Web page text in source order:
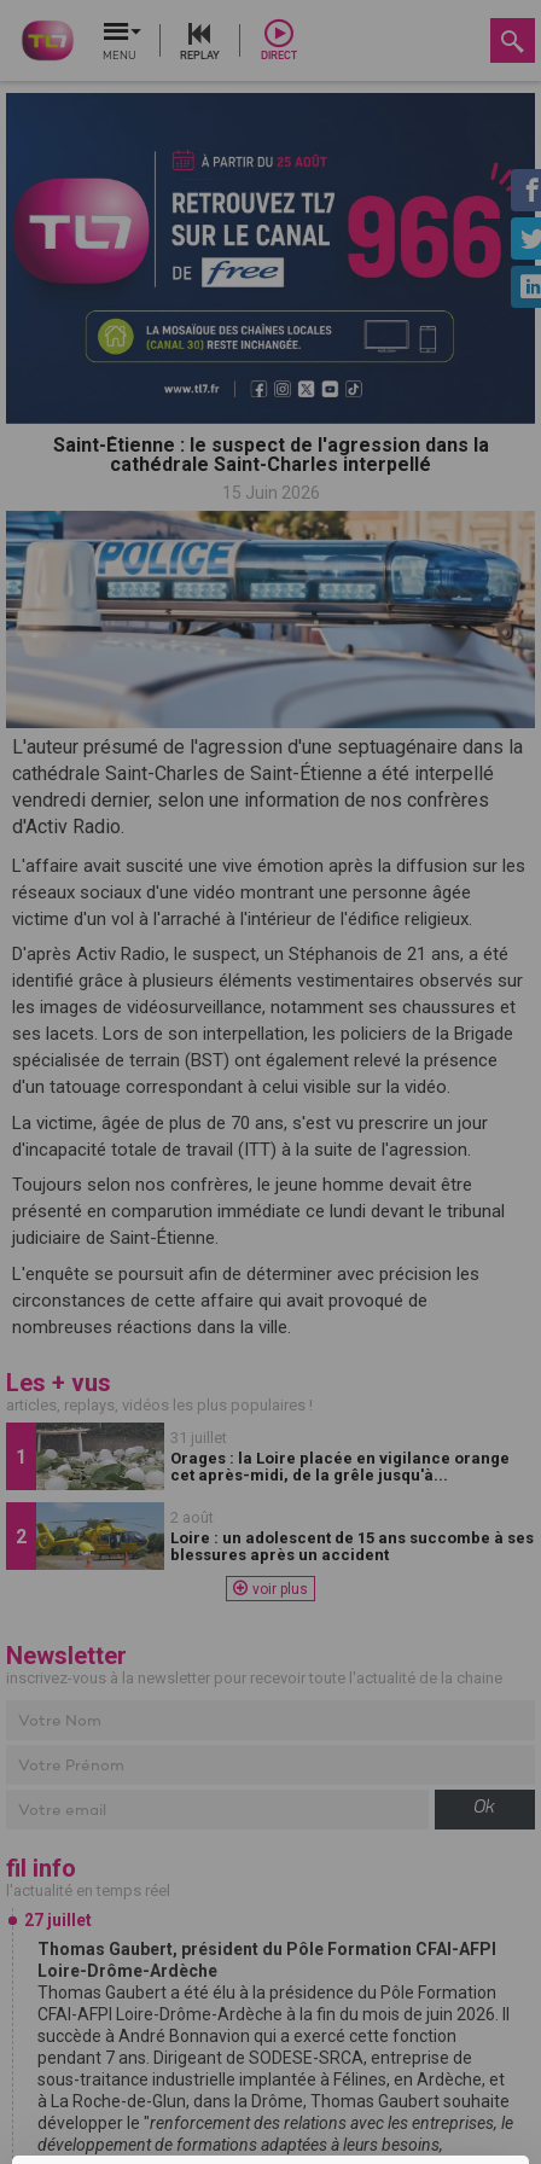
MENU REPLAY DIRECT
Saint-Étienne : le suspect de l'agression dans la
cathédrale Saint-Charles interpellé
15 Juin 2026
L'auteur présumé de l'agression d'une septuagénaire dans la
cathédrale Saint-Charles de Saint-Étienne a été interpellé
vendredi dernier, selon une information de nos confrères
d'Activ Radio.
L'affaire avait suscité une vive émotion après la diffusion sur les
réseaux sociaux d'une vidéo montrant une personne âgée
victime d'un vol à l'arraché à l'intérieur de l'édifice religieux.
D'après Activ Radio, le suspect, un Stéphanois de 21 ans, a été
identifié grâce à plusieurs éléments vestimentaires observés sur
les images de vidéosurveillance, notamment ses chaussures et
ses lacets. Lors de son interpellation, les policiers de la Brigade
spécialisée de terrain (BST) ont également relevé la présence
d'un tatouage correspondant à celui visible sur la vidéo.
La victime, âgée de plus de 70 ans, s'est vu prescrire un jour
d'incapacité totale de travail (ITT) à la suite de l'agression.
Toujours selon nos confrères, le jeune homme devait être
présenté en comparution immédiate ce lundi devant le tribunal
judiciaire de Saint-Étienne.
L'enquête se poursuit afin de déterminer avec précision les
circonstances de cette affaire qui avait provoqué de
nombreuses réactions dans la ville.
Les + vus
articles, replays, vidéos les plus populaires !
31 juillet
Orages : la Loire placée en vigilance orange
cet après-midi, de la grêle jusqu'à...
2 août
Loire : un adolescent de 15 ans succombe à ses
blessures après un accident
voir plus
Newsletter
inscrivez-vous à la newsletter pour recevoir toute l'actualité de la chaine
Ok
fil info
l'actualité en temps réel
27 juillet
Thomas Gaubert, président du Pôle Formation CFAI-AFPI
Loire-Drôme-Ardèche
Thomas Gaubert a été élu à la présidence du Pôle Formation
CFAI-AFPI Loire-Drôme-Ardèche à la fin du mois de juin 2026. Il
succède à André Bonnavion qui a exercé cette fonction
pendant 7 ans. Dirigeant de SODESE-SRCA, entreprise de
sous-traitance industrielle implantée à Félines, en Ardèche, et
à La Roche-de-Glun, dans la Drôme, Thomas Gaubert souhaite
développer le "renforcement des relations avec les entreprises, le
développement de formations adaptées à leurs besoins,